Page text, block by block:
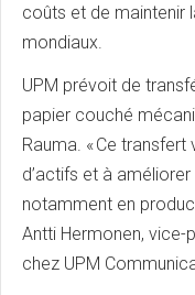
coûts et de maintenir
mondiaux.
UPM prévoit de
papier couché
Rauma. « Ce
d’actifs et à
notamment en
Antti Hermonen,
chez UPM